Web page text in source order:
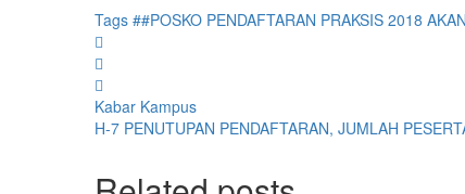
Tags ##POSKO PENDAFTARAN PRAKSIS 2018
Kabar Kampus
H-7 PENUTUPAN PENDAFTARAN, JUMLAH